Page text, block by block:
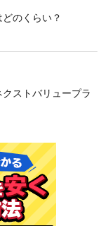
のくらい？
ストバリュープラ